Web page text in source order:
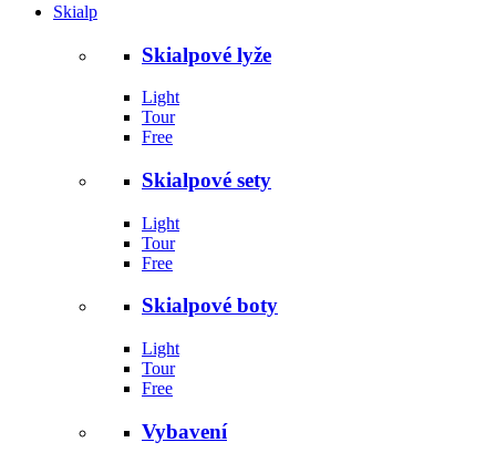
Skialp
Skialpové lyže
Light
Tour
Free
Skialpové sety
Light
Tour
Free
Skialpové boty
Light
Tour
Free
Vybavení